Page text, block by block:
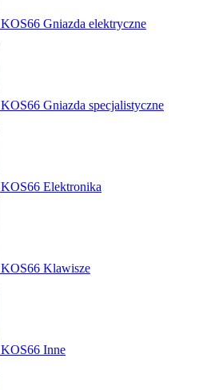
KOS66 Gniazda elektryczne
KOS66 Gniazda specjalistyczne
KOS66 Elektronika
KOS66 Klawisze
KOS66 Inne